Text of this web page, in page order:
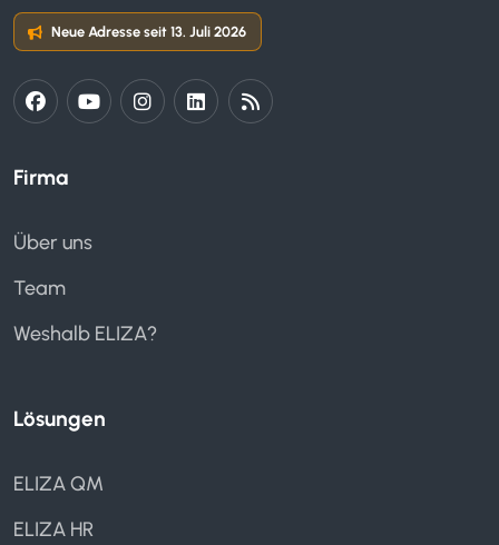
Firma
Über uns
Team
Weshalb ELIZA?
Lösungen
ELIZA QM
ELIZA HR
Neue Adresse seit 13. Juli 2026